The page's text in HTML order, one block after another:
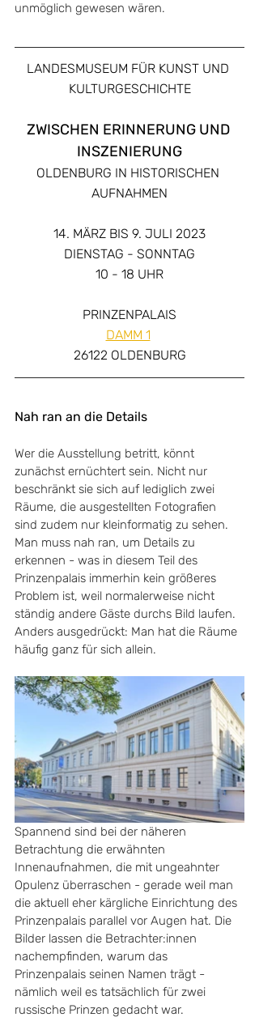
unmöglich gewesen wären.
LANDESMUSEUM FÜR KUNST UND
KULTURGESCHICHTE
ZWISCHEN ERINNERUNG UND
INSZENIERUNG
OLDENBURG IN HISTORISCHEN
AUFNAHMEN
14. MÄRZ BIS 9. JULI 2023
DIENSTAG - SONNTAG
10 - 18 UHR
PRINZENPALAIS
DAMM 1
26122 OLDENBURG
Nah ran an die Details
Wer die Ausstellung betritt, könnt
zunächst ernüchtert sein. Nicht nur
beschränkt sie sich auf lediglich zwei
Räume, die ausgestellten Fotografien
sind zudem nur kleinformatig zu sehen.
Man muss nah ran, um Details zu
erkennen - was in diesem Teil des
Prinzenpalais immerhin kein größeres
Problem ist, weil normalerweise nicht
ständig andere Gäste durchs Bild laufen.
Anders ausgedrückt: Man hat die Räume
häufig ganz für sich allein.
Spannend sind bei der näheren
Betrachtung die erwähnten
Innenaufnahmen, die mit ungeahnter
Opulenz überraschen - gerade weil man
die aktuell eher kärgliche Einrichtung des
Prinzenpalais parallel vor Augen hat. Die
Bilder lassen die Betrachter:innen
nachempfinden, warum das
Prinzenpalais seinen Namen trägt -
nämlich weil es tatsächlich für zwei
russische Prinzen gedacht war.